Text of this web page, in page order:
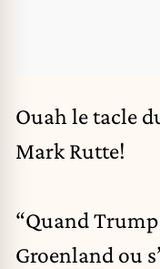
Ouah le tacle
Mark Rutte!
“Quand
Groenland ou